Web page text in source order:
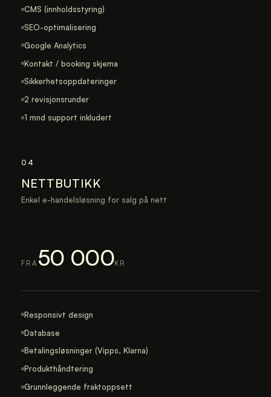
CMS (innholdsstyring)
SEO-optimalisering
Google Analytics
Kontakt / booking skjema
Sikkerhetsoppdateringer
2 revisjonsrunder
1 mnd support inkludert
04
NETTBUTIKK
Enkel e-handelsløsning for salg på nett
FRA 50 000KR
Responsivt design
Database
Betalingsløsninger (Vipps, Klarna)
Produkthåndtering
Grunnleggende fraktoppsett